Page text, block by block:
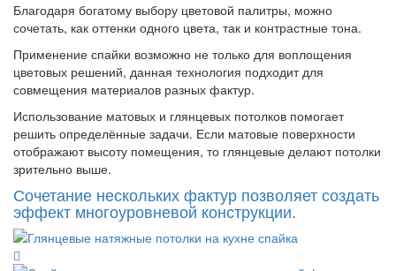
Благодаря богатому выбору цветовой палитры, можно
сочетать, как оттенки одного цвета, так и контрастные тона.
Применение спайки возможно не только для воплощения
цветовых решений, данная технология подходит для
совмещения материалов разных фактур.
Использование матовых и глянцевых потолков помогает
решить определённые задачи. Если матовые поверхности
отображают высоту помещения, то глянцевые делают потолки
зрительно выше.
Сочетание нескольких фактур позволяет создать
эффект многоуровневой конструкции.